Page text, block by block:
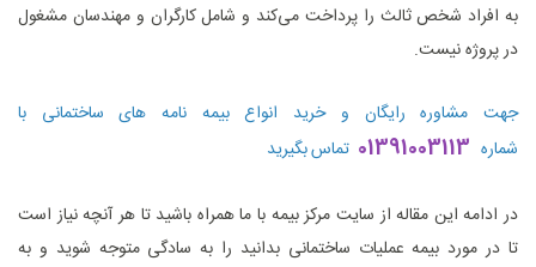
به افراد شخص ثالث را پرداخت می‌کند و شامل کارگران و مهندسان مشغول
در پروژه نیست.
جهت مشاوره رایگان و خرید انواع بیمه نامه های ساختمانی با
شماره 01391003113 تماسبگیرید
در ادامه این مقاله از سایت مرکز بیمه با ما همراه باشید تا هر آنچه نیاز است
تا در مورد بیمه عملیات ساختمانی بدانید را به سادگی متوجه شوید و به